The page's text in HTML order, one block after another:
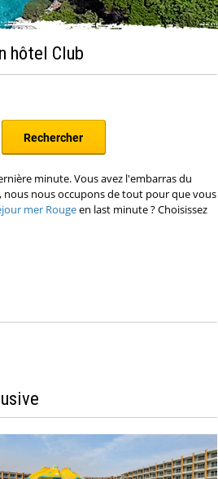
hôtel Club
minute. Vous avez l'embarras du
nous nous occupons de tout pour que vous
mer Rougeen last minute ? Choisissez